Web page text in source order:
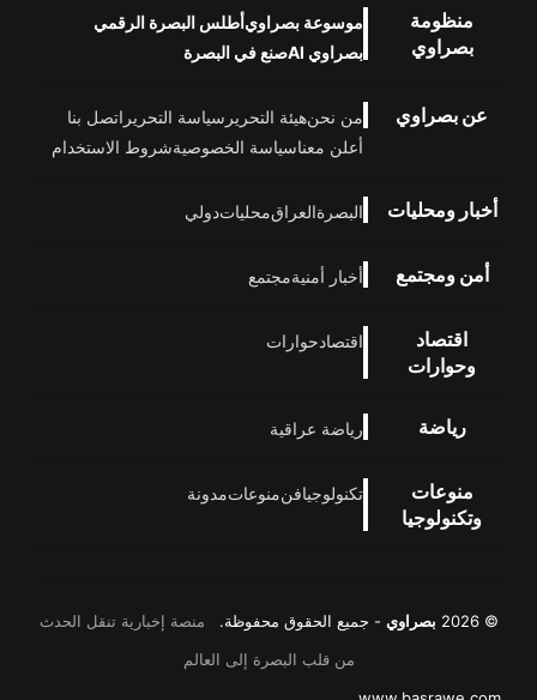
منظومة
بصراوي
موسوعة بصراويأطلس البصرة الرقمي
بصراوي AI
صنع في البصرة
عن بصراوي من نحنهيئة التحرير سياسة التحرير اتصل بنا
أعلن معناسياسة الخصوصيةشروط الاستخدام
أخبار ومحليات البصرةالعراقمحلياتدولي
أمن ومجتمع أخبار أمنيةمجتمع
اقتصاد
وحوارات
اقتصادحوارات
رياضة رياضة عراقية
منوعات
وتكنولوجيا
تكنولوجيافنمنوعاتمدونة
© 2026 بصراوي - جميع الحقوق محفوظة.
منصة إخبارية تنقل الحدث
من قلب البصرة إلى العالم